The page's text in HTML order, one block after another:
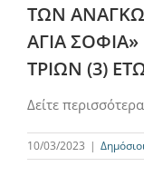
ΤΩΝ
ΑΓΙΑ ΣΟΦΙΑ»
ΤΡΙΩΝ (3)
Δείτε περισσότερα
10/03/2023 |